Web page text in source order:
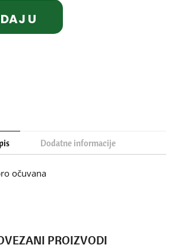
U
Dodatne informacije
očuvana
PROIZVODI